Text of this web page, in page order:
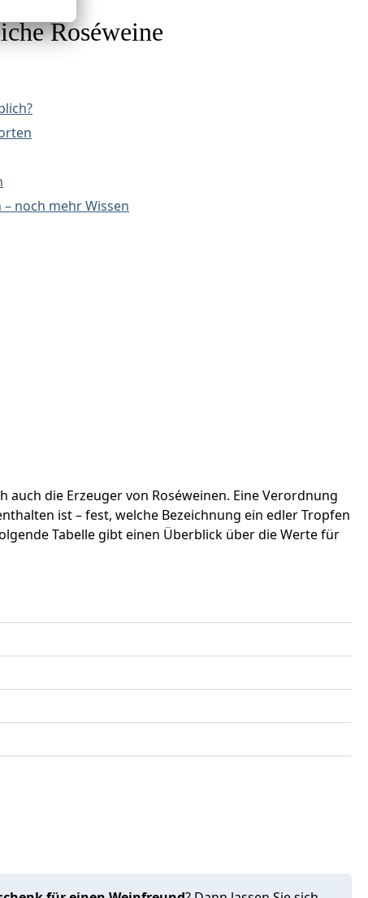
Roséweine
– noch mehr Wissen
auch die Erzeuger von Roséweinen. Eine Verordnung
ist – fest, welche Bezeichnung ein edler Tropfen
Tabelle gibt einen Überblick über die Werte für